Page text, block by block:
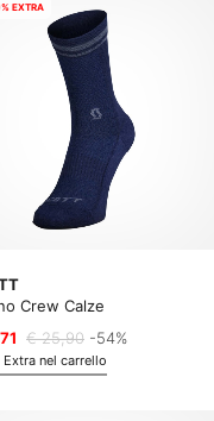
Crew Calze
€ 25,90 -54%
Extra nel carrello
EXTRA